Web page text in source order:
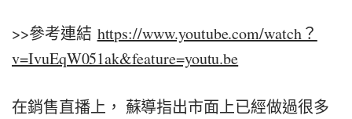
>>參考連結 https://www.youtube.com/watch？
v=IvuEqW051ak&feature=youtu.be
在銷售直播上， 蘇導指出市面上已經做過很多